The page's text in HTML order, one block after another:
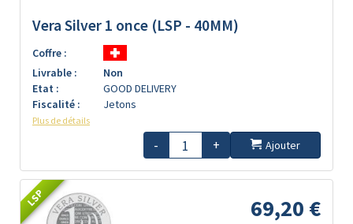
Vera Silver 1 once (LSP - 40MM)
Coffre :
Livrable :
Non
Etat :
GOOD DELIVERY
Fiscalité :
Jetons
Plus de détails
- + Ajouter
LSP 69,20 €